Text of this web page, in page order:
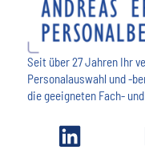
Seit über 27 Jahren Ihr
Personalauswahl und -
die geeigneten Fach-